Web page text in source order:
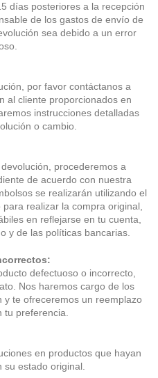
días posteriores a la recepción
de los gastos de envío de
sea debido a un error
por favor contáctanos a
al cliente proporcionados en
instrucciones detalladas
o cambio.
procederemos a
de acuerdo con nuestra
se realizarán utilizando el
realizar la compra original,
en reflejarse en tu cuenta,
y de las políticas bancarias.
defectuoso o incorrecto,
Nos haremos cargo de los
te ofreceremos un reemplazo
preferencia.
en productos que hayan
estado original.